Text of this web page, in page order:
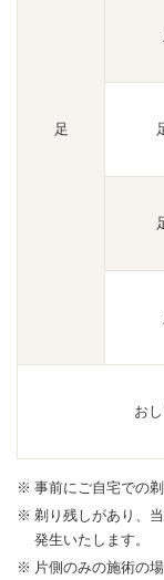
足
おし
事前にご自宅での
剃り残しがあり、
発生いたします。
片側のみの施術の